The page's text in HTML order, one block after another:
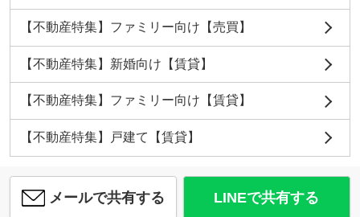
【不動産特集】ファミリー向け【売買】
【不動産特集】新婚向け【賃貸】
【不動産特集】ファミリー向け【賃貸】
【不動産特集】戸建て【賃貸】
メールで共有する LINEで共有する